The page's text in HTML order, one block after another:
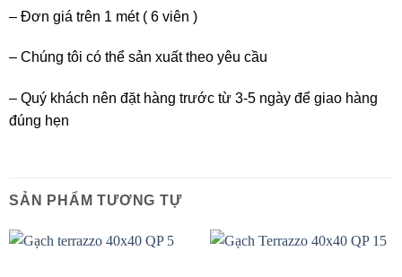
– Đơn giá trên 1 mét ( 6 viên )
– Chúng tôi có thể sản xuất theo yêu cầu
– Quý khách nên đặt hàng trước từ 3-5 ngày để giao hàng
đúng hẹn
SẢN PHẨM TƯƠNG TỰ